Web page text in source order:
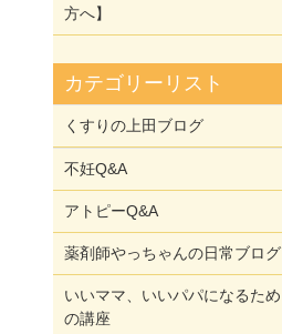
方へ】
カテゴリーリスト
くすりの上田ブログ
不妊Q&A
アトピーQ&A
薬剤師やっちゃんの日常ブログ
いいママ、いいパパになるため
の講座